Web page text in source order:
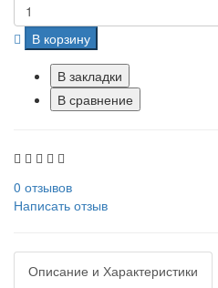
В корзину
В закладки
В сравнение
0 отзывов
Написать отзыв
Описание и Характеристики